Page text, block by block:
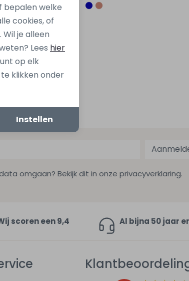
omgaan? Bekijk dit in onze privacyverklaring.
scoren een 9,4 Al bijna 50 jaar
bepalen welke
cookies, of
je alleen
Lees hier
op elk
klikken onder
Instellen